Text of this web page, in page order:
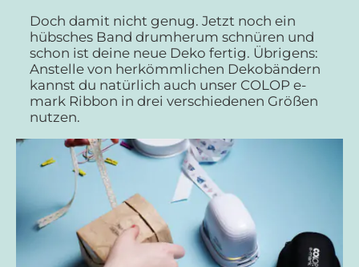
Doch damit nicht genug. Jetzt noch ein
hübsches Band drumherum schnüren und
schon ist deine neue Deko fertig. Übrigens:
Anstelle von herkömmlichen Dekobändern
kannst du natürlich auch unser COLOP e-
mark Ribbon in drei verschiedenen Größen
nutzen.